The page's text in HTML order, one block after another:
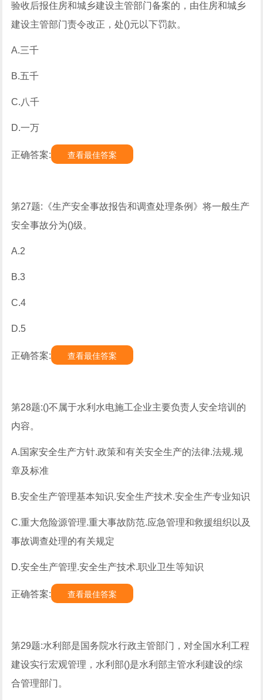
验收后报住房和城乡建设主管部门备案的，由住房和城乡
建设主管部门责令改正，处()元以下罚款。
A.三千
B.五千
C.八千
D.一万
正确答案: 查看最佳答案
第27题:《生产安全事故报告和调查处理条例》将一般生产
安全事故分为()级。
A.2
B.3
C.4
D.5
正确答案: 查看最佳答案
第28题:()不属于水利水电施工企业主要负责人安全培训的
内容。
A.国家安全生产方针.政策和有关安全生产的法律.法规.规
章及标准
B.安全生产管理基本知识.安全生产技术.安全生产专业知识
C.重大危险源管理.重大事故防范.应急管理和救援组织以及
事故调查处理的有关规定
D.安全生产管理.安全生产技术.职业卫生等知识
正确答案: 查看最佳答案
第29题:水利部是国务院水行政主管部门，对全国水利工程
建设实行宏观管理，水利部()是水利部主管水利建设的综
合管理部门。